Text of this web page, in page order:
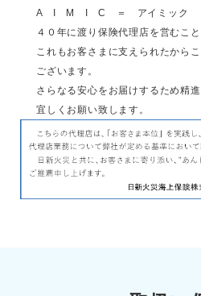
A I M I C ＝ アイミック
４０年に渡り保険代理店を営むこと
これもお客さまに支えられたから
ございます。
さらなる安心をお届けするため精
宜しくお願い致します。